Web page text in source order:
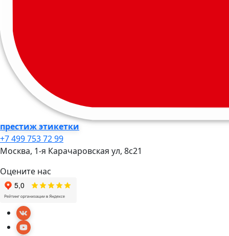
престиж этикетки
+7 499 753 72 99
Москва, 1-я Карачаровская ул, 8c21
Оцените нас